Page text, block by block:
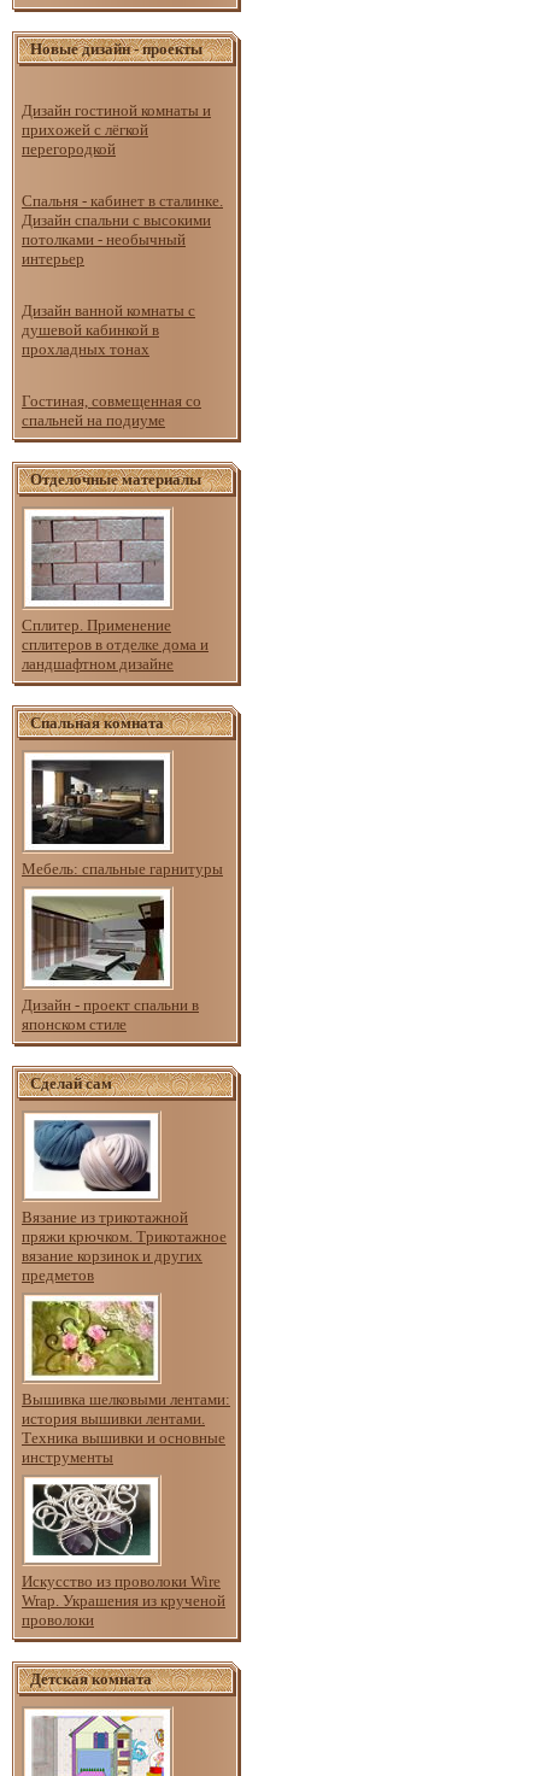
Новые дизайн - проекты
Дизайн гостиной комнаты и
прихожей с лёгкой
перегородкой
Спальня - кабинет в сталинке.
Дизайн спальни с высокими
потолками - необычный
интерьер
Дизайн ванной комнаты с
душевой кабинкой в
прохладных тонах
Гостиная, совмещенная со
спальней на подиуме
Отделочные материалы
Сплитер. Применение
сплитеров в отделке дома и
ландшафтном дизайне
Спальная комната
Мебель: спальные гарнитуры
Дизайн - проект спальни в
японском стиле
Сделай сам
Вязание из трикотажной
пряжи крючком. Трикотажное
вязание корзинок и других
предметов
Вышивка шелковыми лентами:
история вышивки лентами.
Техника вышивки и основные
инструменты
Искусство из проволоки Wire
Wrap. Украшения из крученой
проволоки
Детская комната